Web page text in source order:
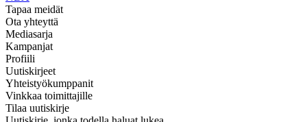
Tapaa meidät
Ota yhteyttä
Mediasarja
Kampanjat
Profiili
Uutiskirjeet
Yhteistyökumppanit
Vinkkaa toimittajille
Tilaa uutiskirje